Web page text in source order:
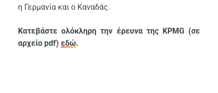
η Γερμανία και ο Καναδάς.
Κατεβάστε ολόκληρη την έρευνα της KPMG (σε
αρχείο pdf)εδώ.